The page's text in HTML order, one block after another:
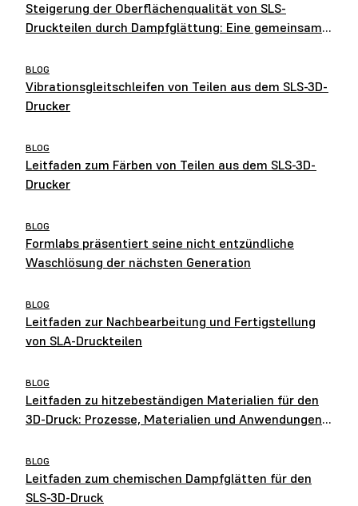
Steigerung der Oberflächenqualität von SLS-
Druckteilen durch Dampfglättung: Eine gemeinsame
BLOG
Vibrationsgleitschleifen von Teilen aus dem SLS-3D-
Drucker
BLOG
Leitfaden zum Färben von Teilen aus dem SLS-3D-
Drucker
BLOG
Formlabs präsentiert seine nicht entzündliche
Waschlösung der nächsten Generation
BLOG
Leitfaden zur Nachbearbeitung und Fertigstellung
von SLA-Druckteilen
BLOG
Leitfaden zu hitzebeständigen Materialien für den
3D-Druck: Prozesse, Materialien und Anwendungen
BLOG
Leitfaden zum chemischen Dampfglätten für den
SLS-3D-Druck